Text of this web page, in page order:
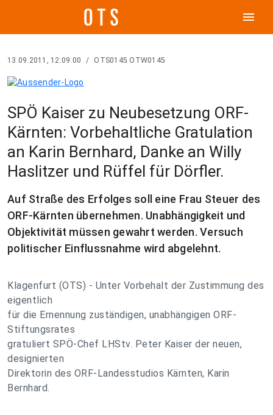
menu
13.09.2011, 12:09:00 / OTS0145 OTW0145
SPÖ Kaiser zu Neubesetzung ORF-
Kärnten: Vorbehaltliche Gratulation
an Karin Bernhard, Danke an Willy
Haslitzer und Rüffel für Dörfler.
Auf Straße des Erfolges soll eine Frau Steuer des
ORF-Kärnten übernehmen. Unabhängigkeit und
Objektivität müssen gewahrt werden. Versuch
politischer Einflussnahme wird abgelehnt.
Klagenfurt (OTS) - Unter Vorbehalt der Zustimmung des
eigentlich
für die Ernennung zuständigen, unabhängigen ORF-
Stiftungsrates
gratuliert SPÖ-Chef LHStv. Peter Kaiser der neuen,
designierten
Direktorin des ORF-Landesstudios Kärnten, Karin
Bernhard.